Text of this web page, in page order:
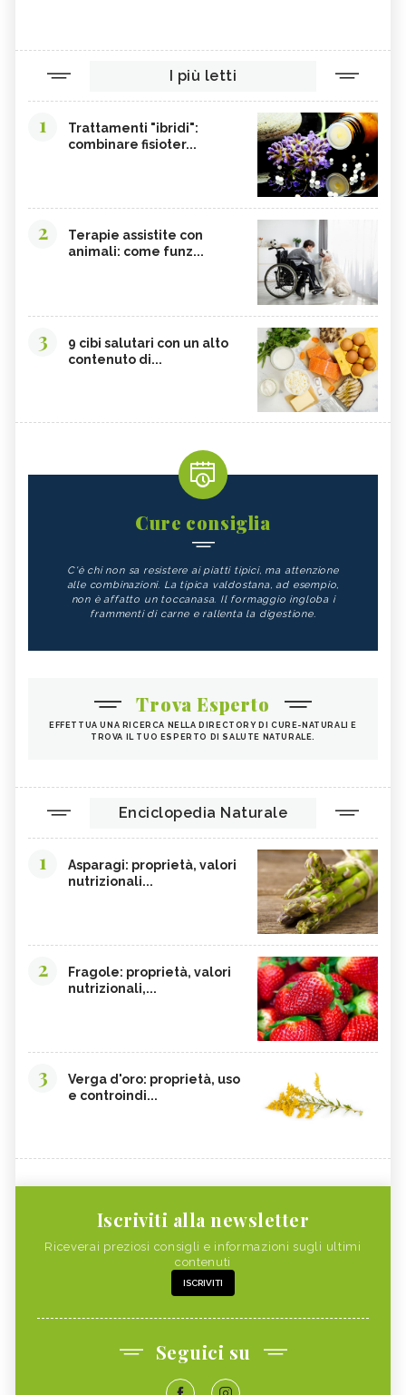
I più letti
1
Trattamenti "ibridi":
combinare fisioter...
2
Terapie assistite con
animali: come funz...
3
9 cibi salutari con un alto
contenuto di...
Cure consiglia
C'è chi non sa resistere ai piatti tipici, ma attenzione
alle combinazioni. La tipica valdostana, ad esempio,
non è affatto un toccanasa. Il formaggio ingloba i
frammenti di carne e rallenta la digestione.
Trova Esperto
EFFETTUA UNA RICERCA NELLA DIRECTORY DI CURE-NATURALI E
TROVA IL TUO ESPERTO DI SALUTE NATURALE.
Enciclopedia Naturale
1
Asparagi: proprietà, valori
nutrizionali...
2
Fragole: proprietà, valori
nutrizionali,...
3
Verga d'oro: proprietà, uso
e controindi...
Iscriviti alla newsletter
Riceverai preziosi consigli e informazioni sugli ultimi
contenuti
ISCRIVITI
Seguici su